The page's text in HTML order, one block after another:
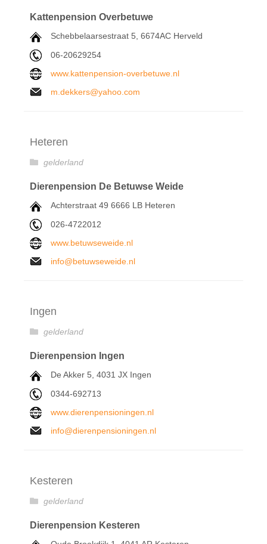
Kattenpension Overbetuwe
Schebbelaarsestraat 5, 6674AC Herveld
06-20629254
www.kattenpension-overbetuwe.nl
m.dekkers@yahoo.com
Heteren
gelderland
Dierenpension De Betuwse Weide
Achterstraat 49 6666 LB Heteren
026-4722012
www.betuwseweide.nl
info@betuwseweide.nl
Ingen
gelderland
Dierenpension Ingen
De Akker 5, 4031 JX Ingen
0344-692713
www.dierenpensioningen.nl
info@dierenpensioningen.nl
Kesteren
gelderland
Dierenpension Kesteren